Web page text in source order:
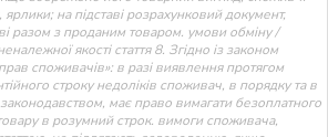
на підставі розрахунковий документ,
разом з проданим товаром. умови обміну /
якості стаття 8. Згідно із законом
споживачів»: в разі виявлення протягом
строку недоліків споживач, в порядку та в
має право вимагати безоплатного
в розумний строк. вимоги споживача,